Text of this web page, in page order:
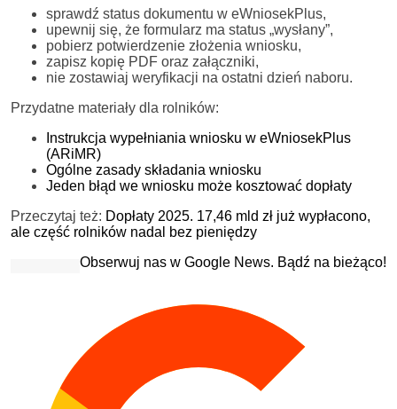
sprawdź status dokumentu w eWniosekPlus,
upewnij się, że formularz ma status „wysłany”,
pobierz potwierdzenie złożenia wniosku,
zapisz kopię PDF oraz załączniki,
nie zostawiaj weryfikacji na ostatni dzień naboru.
Przydatne materiały dla rolników:
Instrukcja wypełniania wniosku w eWniosekPlus
(ARiMR)
Ogólne zasady składania wniosku
Jeden błąd we wniosku może kosztować dopłaty
Przeczytaj też: Dopłaty 2025. 17,46 mld zł już wypłacono,
ale część rolników nadal bez pieniędzy
Obserwuj nas w Google News. Bądź na bieżąco!